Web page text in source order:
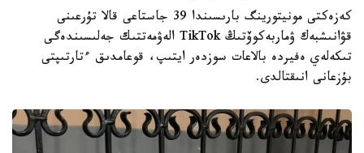
كەزەكتى مونيتورينگ بارىسىندا 39 جاستاعى قالا تۇرعىنى
قۋانىشبەك ۋماربەكوۆتىڭ TikTok الەۋمەتتىك جەلىسىندەگى
تىكەلەي ەفيردە بالاعات سوزدەر ايتىپ، قوعامدىق ءتارتىپتى
بۇزعانى انىقتالدى.